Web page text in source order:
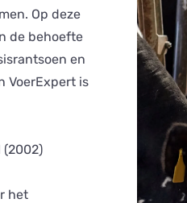
Op deze
de behoefte
en
VoerExpert is
(2002)
het